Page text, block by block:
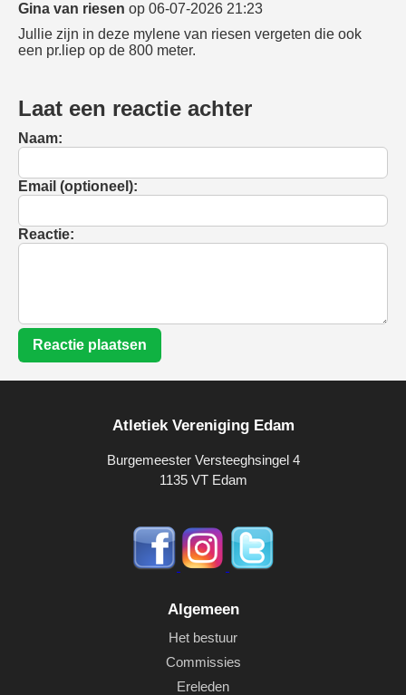
Gina van riesen op 06-07-2026 21:23
Jullie zijn in deze mylene van riesen vergeten die ook
een pr.liep op de 800 meter.
Laat een reactie achter
Naam:
Email (optioneel):
Reactie:
Reactie plaatsen
Atletiek Vereniging Edam
Burgemeester Versteeghsingel 4
1135 VT Edam
Algemeen
Het bestuur
Commissies
Ereleden